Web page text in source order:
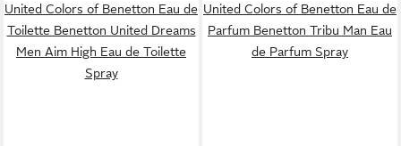
United Colors of Benetton Eau de
Toilette Benetton United Dreams
Men Aim High Eau de Toilette
Spray
United Colors of Benetton Eau de
Parfum Benetton Tribu Man Eau
de Parfum Spray